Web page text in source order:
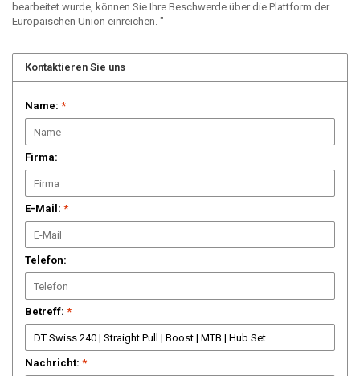
bearbeitet wurde, können Sie Ihre Beschwerde über die Plattform der
Europäischen Union einreichen. "
Kontaktieren Sie uns
Name: *
Firma:
E-Mail: *
Telefon:
Betreff: *
Nachricht: *